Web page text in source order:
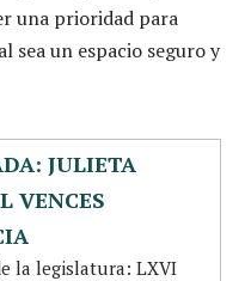
una prioridad para
sea un espacio seguro y
JULIETA
VENCES
la legislatura: LXVI